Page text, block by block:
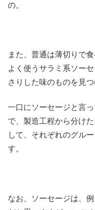
の。
また、普通は薄切りで
よく使うサラミ系ソー
さりした味のものを見
一口にソーセージと言
で、製造工程から分け
して、それぞれのグル
す。
なお、ソーセージは、